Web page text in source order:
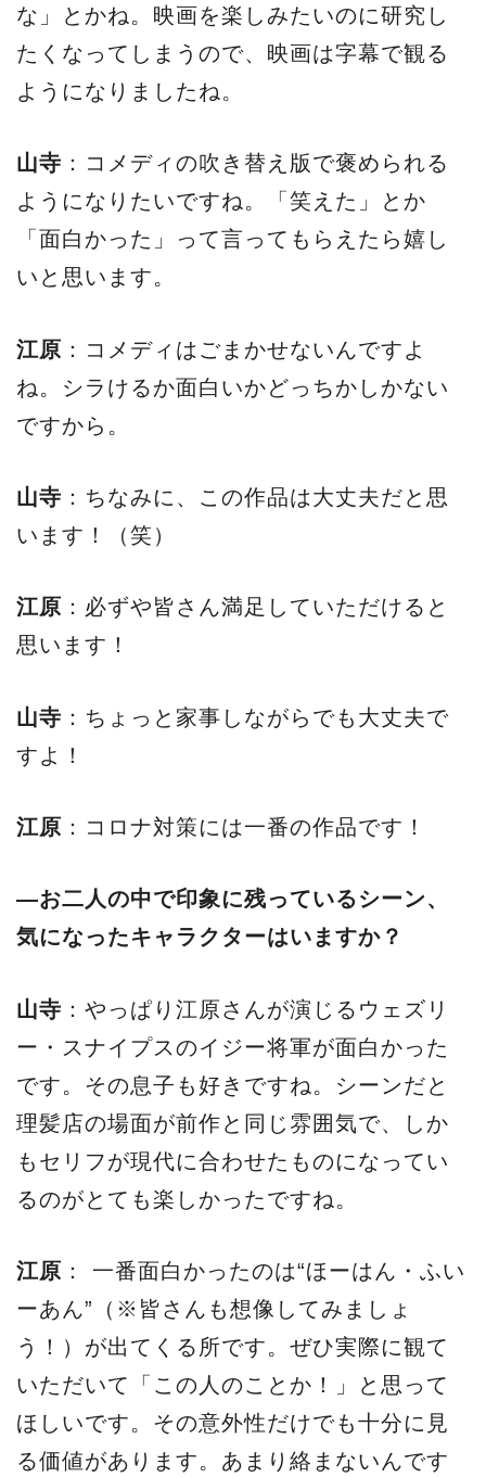
な」とかね。映画を楽しみたいのに研究し
たくなってしまうので、映画は字幕で観る
ようになりましたね。
山寺 ：コメディの吹き替え版で褒められる
ようになりたいですね。「笑えた」とか
「面白かった」って言ってもらえたら嬉し
いと思います。
江原 ：コメディはごまかせないんですよ
ね。シラけるか面白いかどっちかしかない
ですから。
山寺 ：ちなみに、この作品は大丈夫だと思
います！（笑）
江原 ：必ずや皆さん満足していただけると
思います！
山寺 ：ちょっと家事しながらでも大丈夫で
すよ！
江原 ：コロナ対策には一番の作品です！
―お二人の中で印象に残っているシーン、
気になったキャラクターはいますか？
山寺 ：やっぱり江原さんが演じるウェズリ
ー・スナイプスのイジー将軍が面白かった
です。その息子も好きですね。シーンだと
理髪店の場面が前作と同じ雰囲気で、しか
もセリフが現代に合わせたものになってい
るのがとても楽しかったですね。
江原 ： 一番面白かったのは“ほーはん・ふい
ーあん”（※皆さんも想像してみましょ
う！）が出てくる所です。ぜひ実際に観て
いただいて「この人のことか！」と思って
ほしいです。その意外性だけでも十分に見
る価値があります。あまり絡まないんです